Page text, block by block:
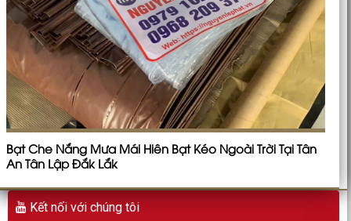
Bạt Che Nắng Mưa Mái Hiên Bạt Kéo Ngoài Trời Tại Tân
An Tân Lập Đắk Lắk
Kết nối với chúng tôi